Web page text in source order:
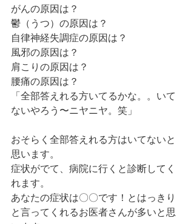
がんの原因は？
鬱（うつ）の原因は？
自律神経失調症の原因は？
風邪の原因は？
肩こりの原因は？
腰痛の原因は？
「全部答えれる方いてるかな。。いて
ないやろう〜ニヤニヤ。笑」
おそらく全部答えれる方はいてないと
思います。
症状がでて、病院に行くと診断してく
れます。
あなたの症状は〇〇です！とはっきり
と言ってくれるお医者さんが多いと思